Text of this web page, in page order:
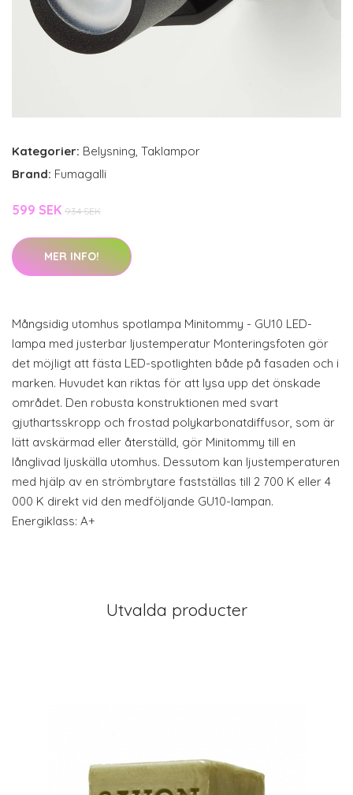
Kategorier: Belysning, Taklampor
Brand: Fumagalli
599 SEK 934 SEK
MER INFO!
Mångsidig utomhus spotlampa Minitommy - GU10 LED-
lampa med justerbar ljustemperatur Monteringsfoten gör
det möjligt att fästa LED-spotlighten både på fasaden och i
marken. Huvudet kan riktas för att lysa upp det önskade
området. Den robusta konstruktionen med svart
gjuthartsskropp och frostad polykarbonatdiffusor, som är
lätt avskärmad eller återställd, gör Minitommy till en
långlivad ljuskälla utomhus. Dessutom kan ljustemperaturen
med hjälp av en strömbrytare fastställas till 2 700 K eller 4
000 K direkt vid den medföljande GU10-lampan.
Energiklass: A+
Utvalda producter